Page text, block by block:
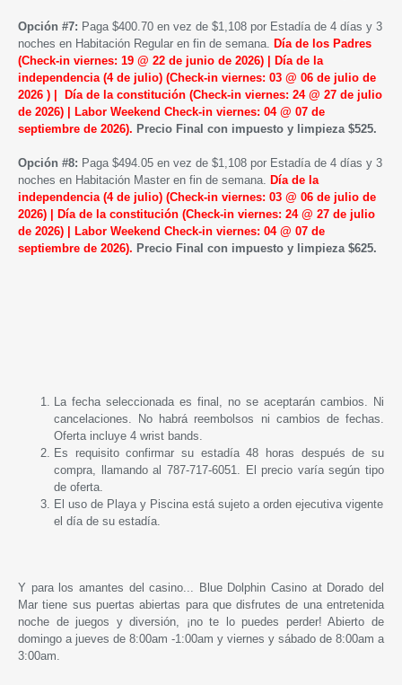
Opción #7: Paga $400.70 en vez de $1,108 por Estadía de 4 días y 3
noches en Habitación Regular en fin de semana. Día de los Padres
(Check-in viernes: 19 @ 22 de junio de 2026) | Día de la
independencia (4 de julio) (Check-in viernes: 03 @ 06 de julio de
2026 ) | Día de la constitución (Check-in viernes: 24 @ 27 de julio
de 2026) | Labor Weekend Check-in viernes: 04 @ 07 de
septiembre de 2026). Precio Final con impuesto y limpieza $525.
Opción #8: Paga $494.05 en vez de $1,108 por Estadía de 4 días y 3
noches en Habitación Master en fin de semana. Día de la
independencia (4 de julio) (Check-in viernes: 03 @ 06 de julio de
2026) | Día de la constitución (Check-in viernes: 24 @ 27 de julio
de 2026) | Labor Weekend Check-in viernes: 04 @ 07 de
septiembre de 2026). Precio Final con impuesto y limpieza $625.
La fecha seleccionada es final, no se aceptarán cambios. Ni
cancelaciones. No habrá reembolsos ni cambios de fechas.
Oferta incluye 4 wrist bands.
Es requisito confirmar su estadía 48 horas después de su
compra, llamando al 787-717-6051. El precio varía según tipo
de oferta.
El uso de Playa y Piscina está sujeto a orden ejecutiva vigente
el día de su estadía.
Y para los amantes del casino... Blue Dolphin Casino at Dorado del
Mar tiene sus puertas abiertas para que disfrutes de una entretenida
noche de juegos y diversión, ¡no te lo puedes perder! Abierto de
domingo a jueves de 8:00am -1:00am y viernes y sábado de 8:00am a
3:00am.